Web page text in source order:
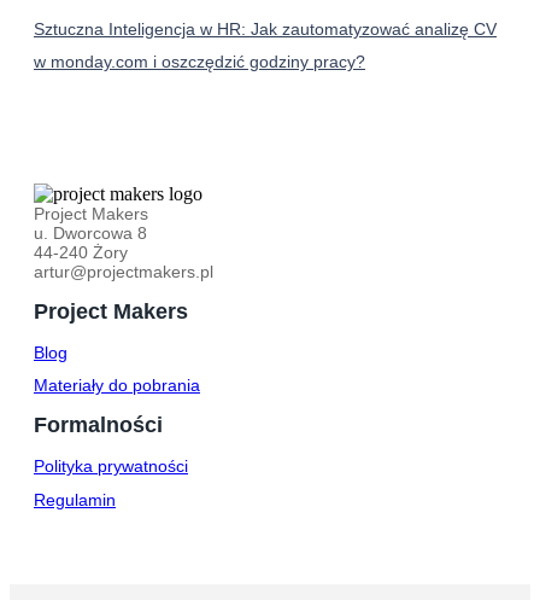
Sztuczna Inteligencja w HR: Jak zautomatyzować analizę CV
w monday.com i oszczędzić godziny pracy?
Project Makers
u. Dworcowa 8
44-240 Żory
artur@projectmakers.pl
Project Makers
Blog
Materiały do pobrania
Formalności
Polityka prywatności
Regulamin